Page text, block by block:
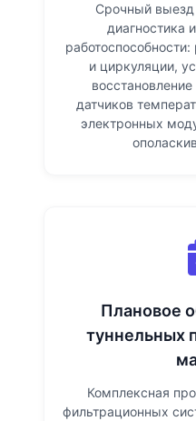
Срочный
диагностика
и циркуляции,
датчиков
электронных
Плановое
туннельных
Комплексная
фильтрационных